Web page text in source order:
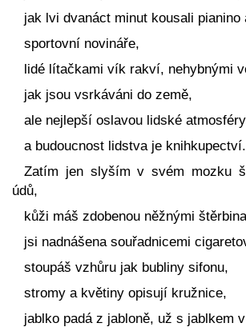
jak lvi dvanáct minut kousali
sportovní novináře,
lidé lítačkami vík rakví, nehybnými
jak jsou vsrkáváni do země,
ale nejlepší oslavou lidské
a budoucnost lidstva je knihkupectví.
Zatím jen slyším v svém mozku
údů,
kůži máš zdobenou něžnými
jsi nadnášena souřadnicemi
stoupáš vzhůru jak bubliny sifonu,
stromy a květiny opisují kružnice,
jablko padá z jabloně, už s jablkem